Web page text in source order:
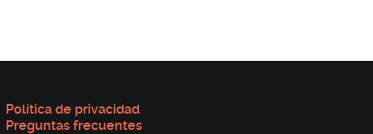
Política de privacidad
Preguntas frecuentes